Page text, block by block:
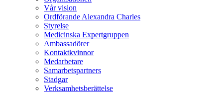
Vår vision
Ordförande Alexandra Charles
Styrelse
Medicinska Expertgruppen
Ambassadörer
Kontaktkvinnor
Medarbetare
Samarbetspartners
Stadgar
Verksamhetsberättelse